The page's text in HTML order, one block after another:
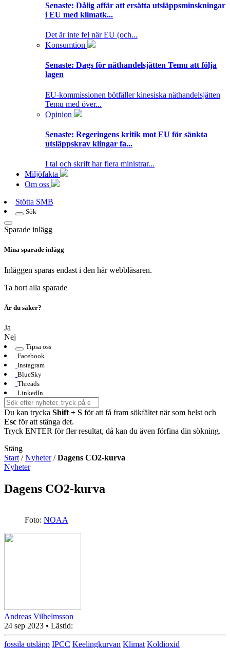
Senaste: Dålig affär att ersätta utsläppsminskningar
i EU med klimatk...
Det är inte fel när EU (och...
Konsumtion
Senaste: Dags för näthandelsjätten Temu att följa
lagen
EU-kommissionen bötfäller kinesiska näthandelsjätten
Temu med över...
Opinion
Senaste: Regeringens kritik mot EU för sänkta
utsläppskrav klingar fa...
I tal och skrift har flera ministrar...
Miljöfakta
Om oss
Stötta SMB
Sök
Sparade inlägg
Mina sparade inlägg
Inläggen sparas endast i den här webbläsaren.
Ta bort alla sparade
Är du säker?
Ja
Nej
Tipsa oss
Facebook
Instagram
BlueSky
Threads
LinkedIn
Du kan trycka Shift + S för att få fram sökfältet när som helst och
Esc för att stänga det.
Tryck ENTER för fler resultat, då kan du även förfina din sökning.
Stäng
Start /Nyheter/Dagens CO2-kurva
Nyheter
Dagens CO2-kurva
Foto: NOAA
Andreas Vilhelmsson
24 sep 2023 • Lästid:
fossila utsläpp IPCC Keelingkurvan Klimat Koldioxid